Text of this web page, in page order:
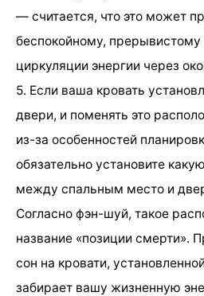
— считается, что это может
беспокойному, прерывистому
циркуляции энергии через
5. Если ваша кровать
двери, и поменять это
из-за особенностей
обязательно установите
между спальным место и
Согласно фэн-шуй, такое
название «позиции смерти».
сон на кровати,
забирает вашу жизненную